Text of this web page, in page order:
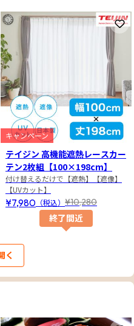
入りに登録
終了間近
お
キャンペーン
テイジン 高機能遮熱レースカー
テン2枚組【100×198cm】
付け替えるだけで【遮熱】【遮像】
【UVカット】
¥7,980 （税込） ¥10,280
く